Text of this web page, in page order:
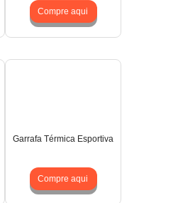
Compre aqui
Garrafa Térmica Esportiva
Compre aqui